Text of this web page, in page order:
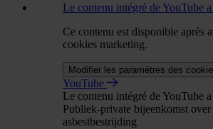
Le contenu intégré de YouTube
Ce contenu est disponible après
cookies marketing.
Modifier les paramètres des
YouTube
Le contenu intégré de YouTube
Publiek-private bijeenkomst over
asbestbestrijding